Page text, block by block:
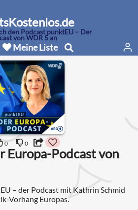
den Podcast punktEU – Der
von WDR 5 an
Meine Liste
0 0
Europa-Podcast von
– der Podcast mit Kathrin Schmid
Vorhang Europas.